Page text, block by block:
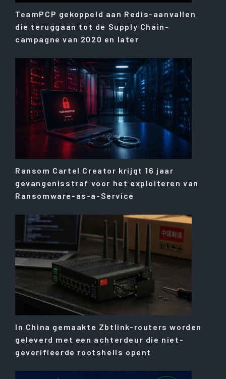
TeamPCP gekoppeld aan Redis-aanvallen
die teruggaan tot de Supply Chain-
campagne van 2020 en later
Ransom Cartel Creator krijgt 16 jaar
gevangenisstraf voor het exploiteren van
Ransomware-as-a-Service
In China gemaakte Zbtlink-routers worden
geleverd met een achterdeur die niet-
geverifieerde rootshells opent